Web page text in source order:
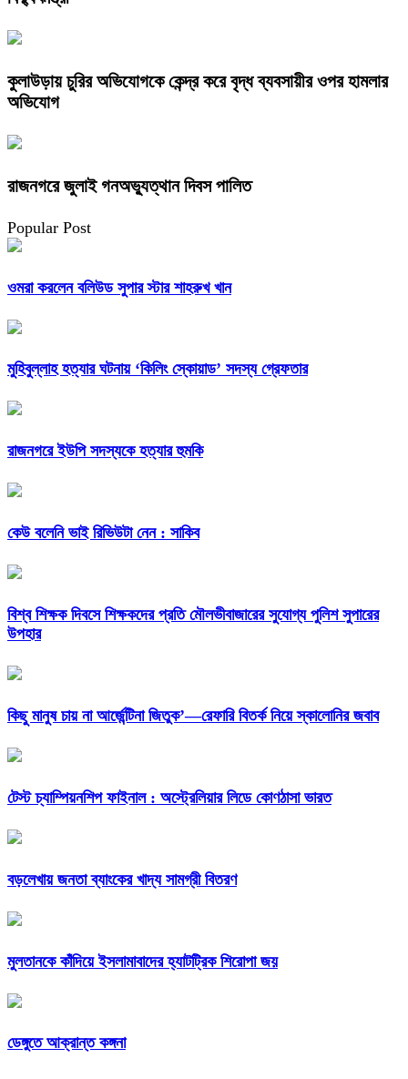
কুলাউড়ায় চুরির অভিযোগকে কেন্দ্র করে বৃদ্ধ ব্যবসায়ীর ওপর হামলার
অভিযোগ
রাজনগরে জুলাই গনঅভ্যুত্থান দিবস পালিত
Popular Post
ওমরা করলেন বলিউড সুপার স্টার শাহরুখ খান
মুহিবুল্লাহ হত্যার ঘটনায় ‘কিলিং স্কোয়াড’ সদস্য গ্রেফতার
রাজনগরে ইউপি সদস্যকে হত্যার হুমকি
কেউ বলেনি ভাই রিভিউটা নেন : সাকিব
বিশ্ব শিক্ষক দিবসে শিক্ষকদের প্রতি মৌলভীবাজারের সুযোগ্য পুলিশ সুপারের
উপহার
কিছু মানুষ চায় না আর্জেন্টিনা জিতুক’—রেফারি বিতর্ক নিয়ে স্কালোনির জবাব
টেস্ট চ্যাম্পিয়নশিপ ফাইনাল : অস্ট্রেলিয়ার লিডে কোণঠাসা ভারত
বড়লেখায় জনতা ব্যাংকের খাদ্য সামগ্রী বিতরণ
মুলতানকে কাঁদিয়ে ইসলামাবাদের হ্যাটট্রিক শিরোপা জয়
ডেঙ্গুতে আক্রান্ত কঙ্গনা